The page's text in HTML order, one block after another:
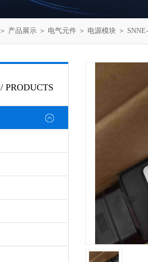
＞ 产品展示 ＞ 电气元件 ＞ 电源模块 ＞
/ PRODUCTS